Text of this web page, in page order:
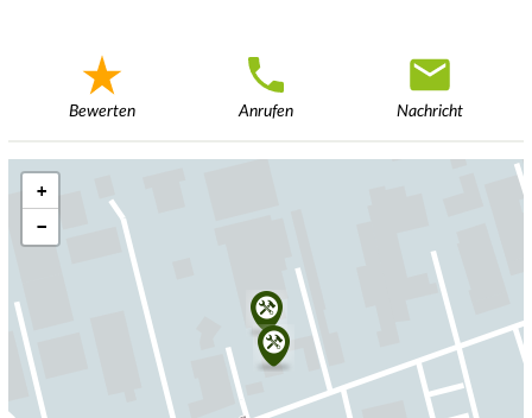
Bewerten Anrufen Nachricht
+
−